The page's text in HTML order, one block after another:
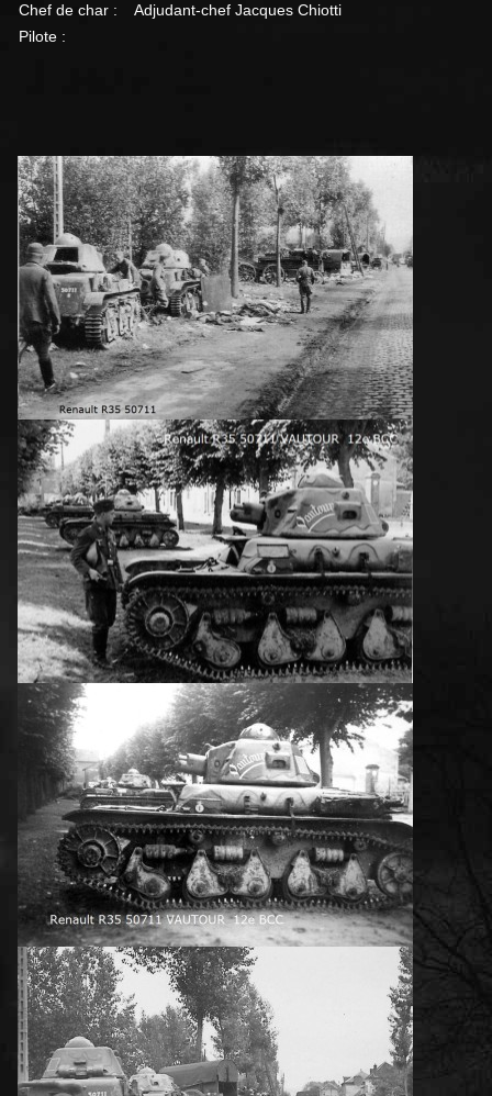
Chef de char : Adjudant-chef Jacques Chiotti
Pilote :